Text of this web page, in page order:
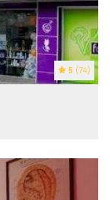
5 (74)